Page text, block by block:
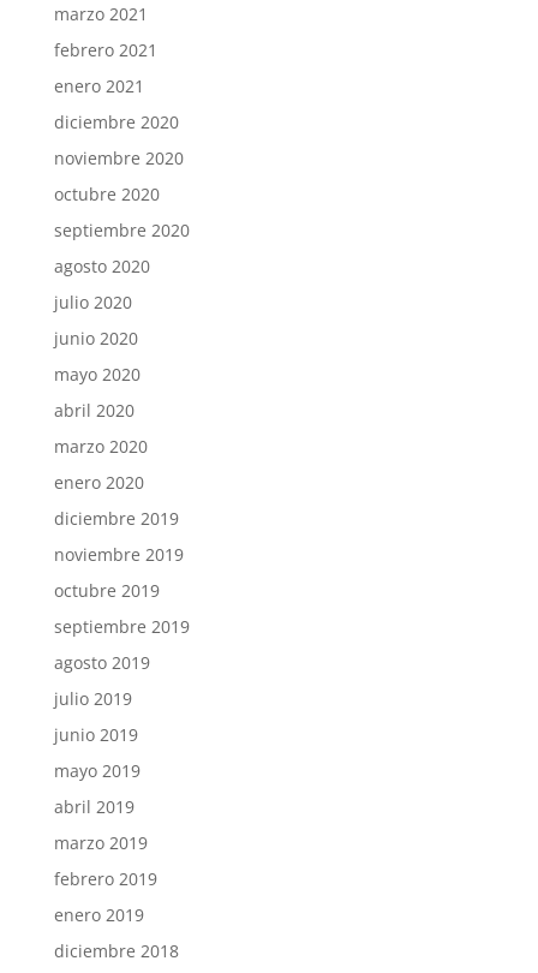
marzo 2021
febrero 2021
enero 2021
diciembre 2020
noviembre 2020
octubre 2020
septiembre 2020
agosto 2020
julio 2020
junio 2020
mayo 2020
abril 2020
marzo 2020
enero 2020
diciembre 2019
noviembre 2019
octubre 2019
septiembre 2019
agosto 2019
julio 2019
junio 2019
mayo 2019
abril 2019
marzo 2019
febrero 2019
enero 2019
diciembre 2018